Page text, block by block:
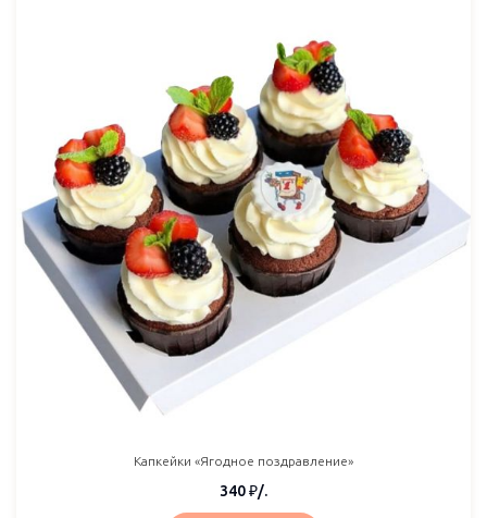
Капкейки «Ягодное поздравление»
340₽/.